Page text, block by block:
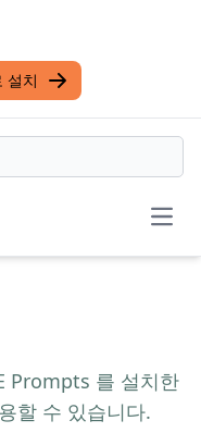
설치
Prompts 를 설치한
할 수 있습니다.